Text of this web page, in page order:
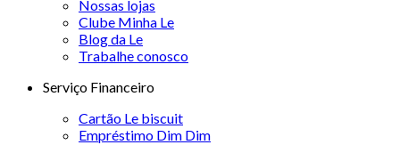
Nossas lojas
Clube Minha Le
Blog da Le
Trabalhe conosco
Serviço Financeiro
Cartão Le biscuit
Empréstimo Dim Dim